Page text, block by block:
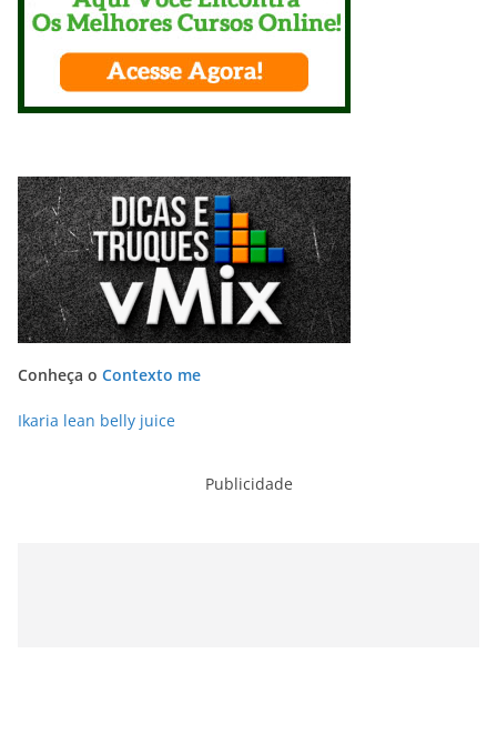
Conheça o Contexto me
Ikaria lean belly juice
Publicidade